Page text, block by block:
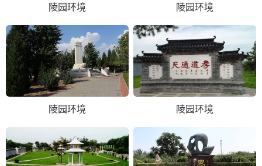
陵园环境 陵园环境
陵园环境 陵园环境